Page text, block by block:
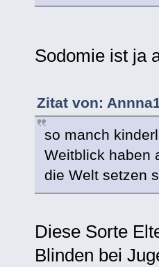
Sodomie ist ja
Zitat von:
so manch
Weitblick haben
die Welt setzen
Diese Sorte
Blinden bei